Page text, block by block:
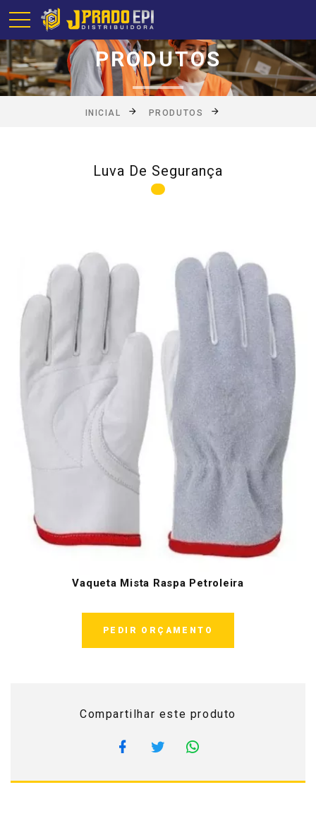
PRODUTOS
INICIAL PRODUTOS
Luva De Segurança
Vaqueta Mista Raspa Petroleira
PEDIR ORÇAMENTO
Compartilhar este produto